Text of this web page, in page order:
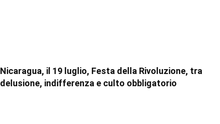
Nicaragua, il 19 luglio, Festa della Rivoluzione, tra
delusione, indifferenza e culto obbligatorio